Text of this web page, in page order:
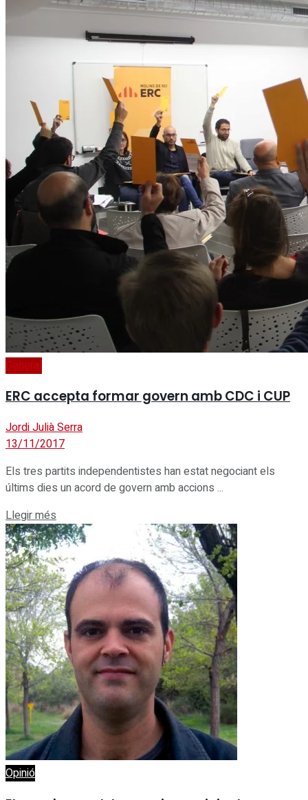
General
ERC accepta formar govern amb CDC i CUP
Jordi Julià Serra
13/11/2017
Els tres partits independentistes han estat negociant els
últims dies un acord de govern amb accions ...
Llegir més
Opinió